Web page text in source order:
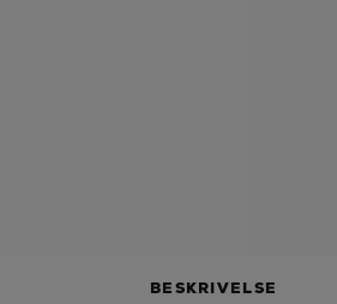
BESKRIVELSE